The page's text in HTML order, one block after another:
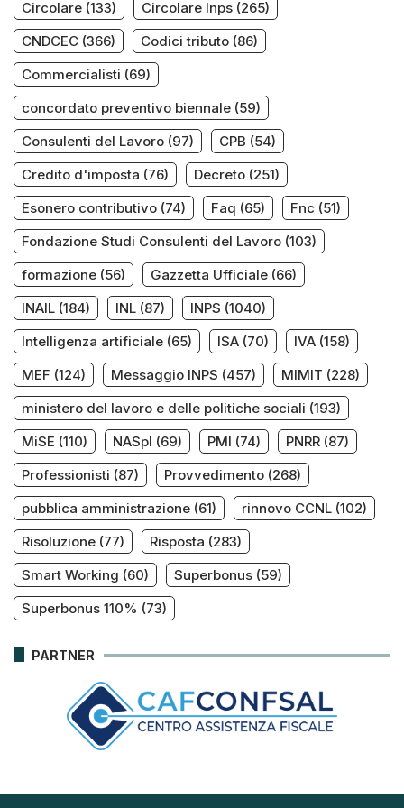
Circolare (133) Circolare Inps (265)
CNDCEC (366) Codici tributo (86)
Commercialisti (69)
concordato preventivo biennale (59)
Consulenti del Lavoro (97) CPB (54)
Credito d'imposta (76) Decreto (251)
Esonero contributivo (74) Faq (65) Fnc (51)
Fondazione Studi Consulenti del Lavoro (103)
formazione (56) Gazzetta Ufficiale (66)
INAIL (184) INL (87) INPS (1040)
Intelligenza artificiale (65) ISA (70) IVA (158)
MEF (124) Messaggio INPS (457) MIMIT (228)
ministero del lavoro e delle politiche sociali (193)
MiSE (110) NASpI (69) PMI (74) PNRR (87)
Professionisti (87) Provvedimento (268)
pubblica amministrazione (61) rinnovo CCNL (102)
Risoluzione (77) Risposta (283)
Smart Working (60) Superbonus (59)
Superbonus 110% (73)
PARTNER